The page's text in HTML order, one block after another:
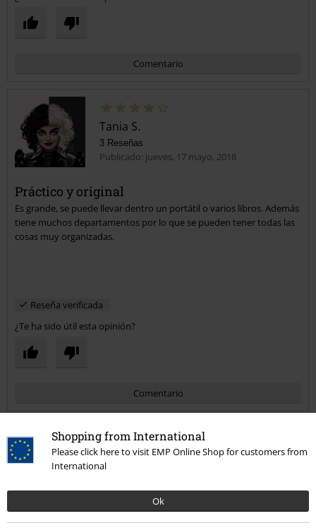
Shopping from International
Please click here to visit EMP Online Shop for customers from
International
Ok
Comentario
Enviar comentario
Tania S.
3 Reseñas
Publicado: jueves, 17 mayo, 2018
Práctico y original
Es grande, se puede llevar dentro un portátil o varios libros. Además
tiene muchos departamentos por lo que se pueden tener todas las
cosas muy organizadas.
Reseña verificada
¿Te ha sido útil esta opinión?
Comentario
Andrea C.
4 Reseñas
Opinión sobre el artículo